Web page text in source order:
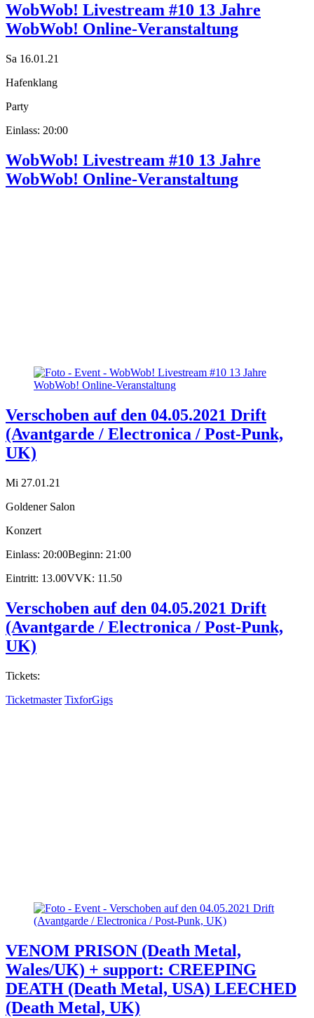
WobWob! Livestream #10 13 Jahre
WobWob! Online-Veranstaltung
Sa 16.01.21
Hafenklang
Party
Einlass: 20:00
WobWob! Livestream #10 13 Jahre
WobWob! Online-Veranstaltung
Verschoben auf den 04.05.2021 Drift
(Avantgarde / Electronica / Post-Punk,
UK)
Mi 27.01.21
Goldener Salon
Konzert
Einlass: 20:00Beginn: 21:00
Eintritt: 13.00VVK: 11.50
Verschoben auf den 04.05.2021 Drift
(Avantgarde / Electronica / Post-Punk,
UK)
Tickets:
Ticketmaster TixforGigs
VENOM PRISON (Death Metal,
Wales/UK) + support: CREEPING
DEATH (Death Metal, USA) LEECHED
(Death Metal, UK)